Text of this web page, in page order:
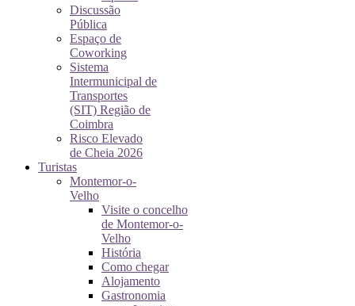
Discussão
Pública
Espaço de
Coworking
Sistema
Intermunicipal de
Transportes
(SIT) Região de
Coimbra
Risco Elevado
de Cheia 2026
Turistas
Montemor-o-
Velho
Visite o concelho
de Montemor-o-
Velho
História
Como chegar
Alojamento
Gastronomia